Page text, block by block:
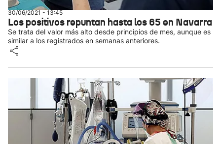
30/06/2021 - 13:45
Los positivos repuntan hasta los 65 en Navarra
Se trata del valor más alto desde principios de mes, aunque es
similar a los registrados en semanas anteriores.